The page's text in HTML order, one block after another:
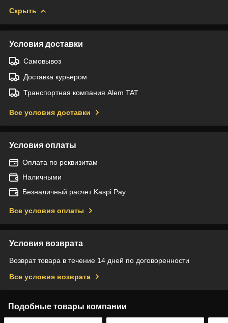
Скрыть
Условия доставки
Самовывоз
Доставка курьером
Транспортная компания Alem TAT
Все условия доставки
Условия оплаты
Оплата по реквизитам
Наличными
Безналичный расчет Kaspi Pay
Все условия оплаты
Условия возврата
Возврат товара в течение 14 дней по договоренности
Все условия возврата
Подобные товары компании